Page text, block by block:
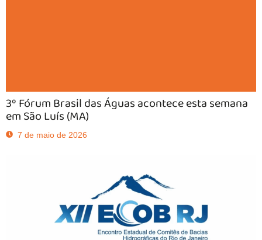
3º Fórum Brasil das Águas acontece esta semana
em São Luís (MA)
7 de maio de 2026